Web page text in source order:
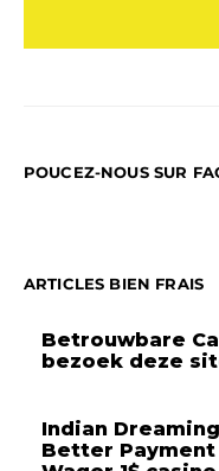
POUCEZ-NOUS SUR
ARTICLES BIEN FRAIS
Betrouwbare
bezoek deze
Indian
Better Payment